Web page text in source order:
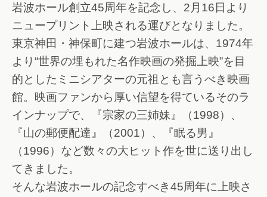
岩波ホール創立45周年を記念し、2月16日より
ニュープリント上映される運びとなりました。
東京神田・神保町に建つ岩波ホールは、1974年
より“世界の埋もれた名作映画の発掘上映”を目
的としたミニシアターの元祖とも言うべき映画
館。映画ファンから厚い信望を得ているそのラ
インナップで、『宗家の三姉妹』（1998）、
『山の郵便配達』（2001）、『眠る男』
（1996）など数々の大ヒット作を世に送り出し
てきました。
そんな岩波ホールの記念すべき45周年に上映さ